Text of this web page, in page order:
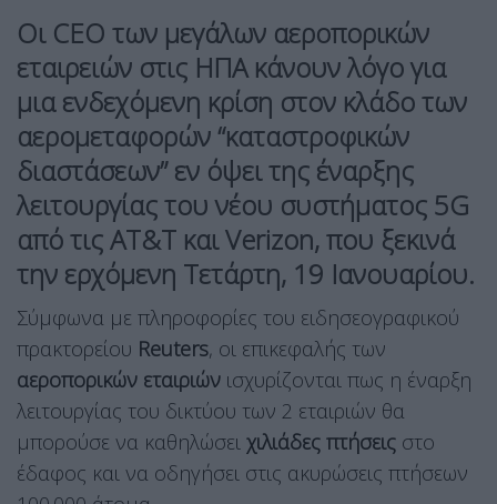
Οι CEO των μεγάλων αεροπορικών
εταιρειών στις ΗΠΑ κάνουν λόγο για
μια ενδεχόμενη κρίση στον κλάδο των
αερομεταφορών “καταστροφικών
διαστάσεων” εν όψει της έναρξης
λειτουργίας του νέου συστήματος 5G
από τιςAT&T και Verizon, που ξεκινά
την ερχόμενη Τετάρτη, 19 Ιανουαρίου.
Σύμφωνα με πληροφορίες του ειδησεογραφικού
πρακτορείου Reuters, οι επικεφαλής των
αεροπορικών εταιριών ισχυρίζονται πως η έναρξη
λειτουργίας του δικτύου των 2 εταιριών θα
μπορούσε να καθηλώσει χιλιάδες πτήσεις στο
έδαφος και να οδηγήσει στις ακυρώσεις πτήσεων